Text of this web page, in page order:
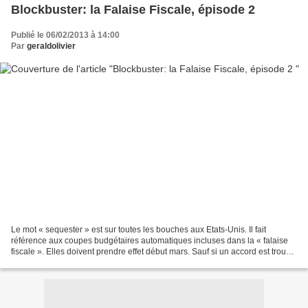
Blockbuster: la Falaise Fiscale, épisode 2
Publié le 06/02/2013 à 14:00
Par geraldolivier
Le mot « sequester » est sur toutes les bouches aux Etats-Unis. Il fait
référence aux coupes budgétaires automatiques incluses dans la « falaise
fiscale ». Elles doivent prendre effet début mars. Sauf si un accord est trouvé